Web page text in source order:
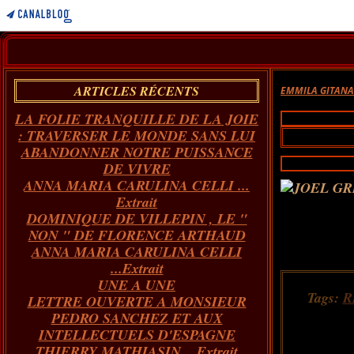
ARTICLES RÉCENTS
LA FOLIE TRANQUILLE DE LA JOIE
: TRAVERSER LE MONDE SANS LUI
ABANDONNER NOTRE PUISSANCE
DE VIVRE
ANNA MARIA CARULINA CELLI ...
Extrait
DOMINIQUE DE VILLEPIN , LE "
NON " DE FLORENCE ARTHAUD
ANNA MARIA CARULINA CELLI
...Extrait
UNE A UNE
LETTRE OUVERTE A MONSIEUR
PEDRO SANCHEZ ET AUX
INTELLECTUELS D'ESPAGNE
EMMILA GITANA
Tags: